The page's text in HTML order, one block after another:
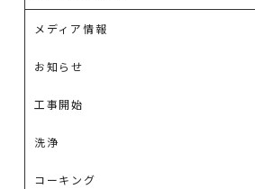
メディア情報
お知らせ
工事開始
洗浄
コーキング